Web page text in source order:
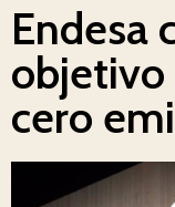
Endesa
objetivo
cero